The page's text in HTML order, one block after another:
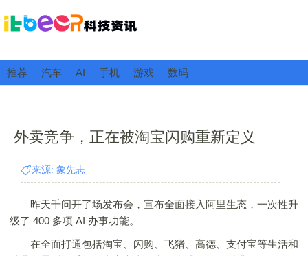
推荐 汽车 AI 手机 游戏 数码
外卖竞争，正在被淘宝闪购重新定义
来源: 象先志
昨天千问开了场发布会，宣布全面接入阿里生态，一次性升
级了 400 多项 AI 办事功能。
在全面打通包括淘宝、闪购、飞猪、高德、支付宝等生活和